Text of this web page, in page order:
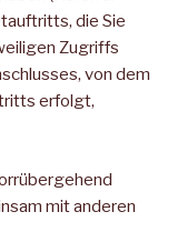
die Sie
Zugriffs
von dem
erfolgt,
mit anderen